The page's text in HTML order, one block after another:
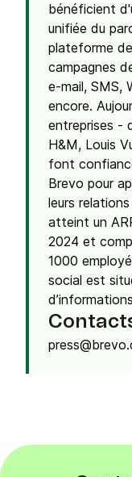
bénéficient
unifiée du
plateforme
campagnes
e-mail, SMS,
encore.
entreprises -
H&M, Louis
font
Brevo pour
leurs
atteint un
2024 et
1000
social est